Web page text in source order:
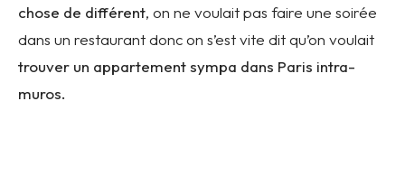
chose de différent, on ne voulait pas faire une soirée
dans un restaurant donc on s’est vite dit qu’on voulait
trouver un appartement sympa dans Paris intra-
muros.